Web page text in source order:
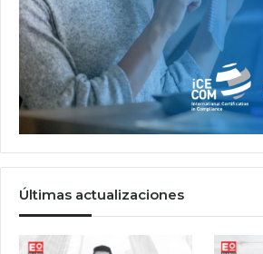
Últimas actualizaciones